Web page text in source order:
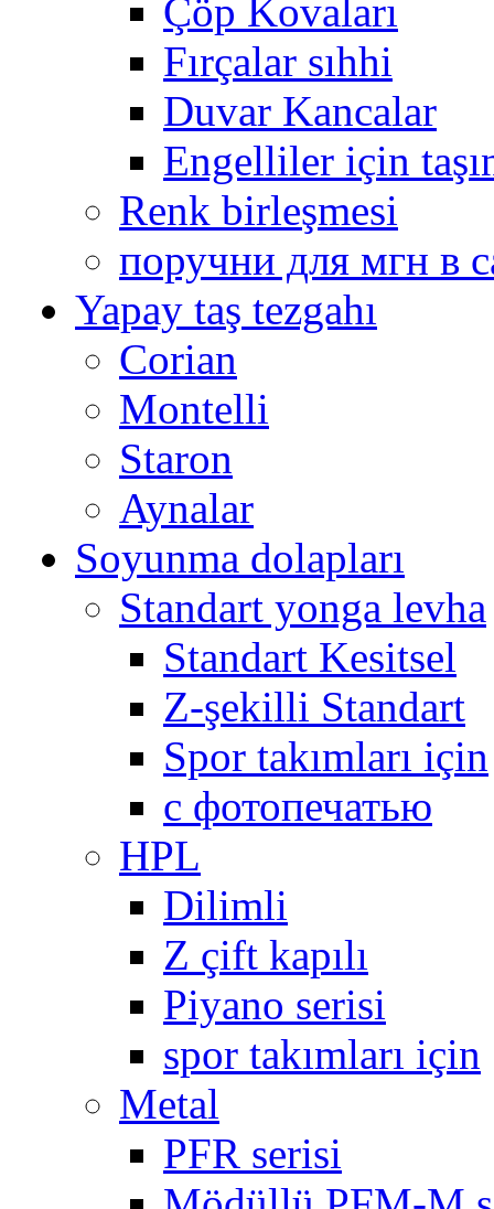
Çöp Kovaları
Fırçalar sıhhi
Duvar Kancalar
Engelliler için
Renk birleşmesi
поручни для мгн в
Yapay taş tezgahı
Corian
Montelli
Staron
Aynalar
Soyunma dolapları
Standart yonga levha
Standart Kesitsel
Z-şekilli Standart
Spor takımları için
с фотопечатью
HPL
Dilimli
Z çift kapılı
Piyano serisi
spor takımları için
Metal
PFR serisi